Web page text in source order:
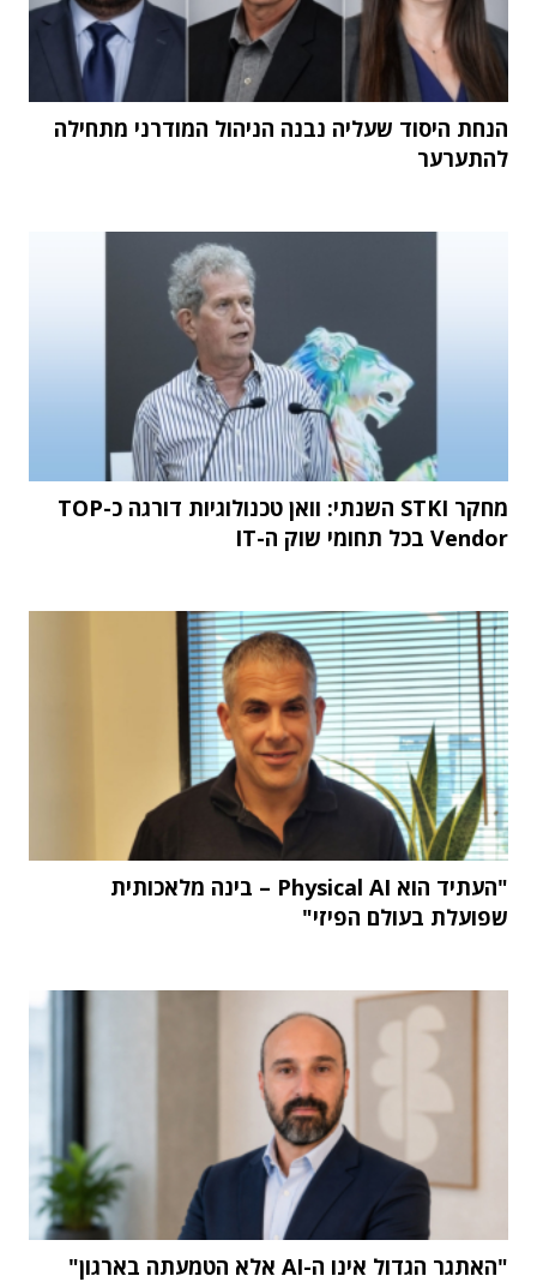
הנחת היסוד שעליה נבנה הניהול המודרני מתחילה
להתערער
מחקר STKI השנתי: וואן טכנולוגיות דורגה כ-TOP
Vendor בכל תחומי שוק ה-IT
"העתיד הוא Physical AI – בינה מלאכותית
שפועלת בעולם הפיזי"
"האתגר הגדול אינו ה-AI אלא הטמעתה בארגון"